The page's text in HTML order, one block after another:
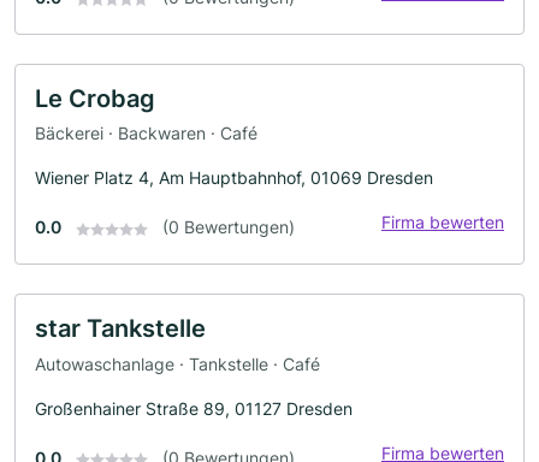
Le Crobag
Bäckerei · Backwaren · Café
Wiener Platz 4, Am Hauptbahnhof, 01069 Dresden
0.0 (0 Bewertungen) Firma bewerten
star Tankstelle
Autowaschanlage · Tankstelle · Café
Großenhainer Straße 89, 01127 Dresden
0.0 (0 Bewertungen) Firma bewerten